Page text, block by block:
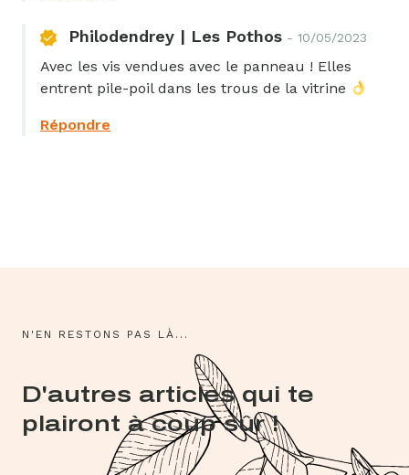
Philodendrey | Les Pothos - 10/05/2023
Avec les vis vendues avec le panneau ! Elles
entrent pile-poil dans les trous de la vitrine
Répondre
N'EN RESTONS PAS LÀ...
D'autres articles qui te
plairont à coup sûr !